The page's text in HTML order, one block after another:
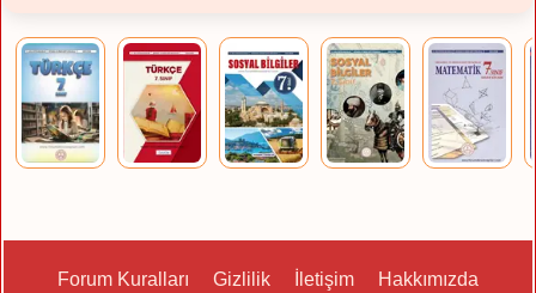
Forum Kuralları Gizlilik İletişim Hakkımızda